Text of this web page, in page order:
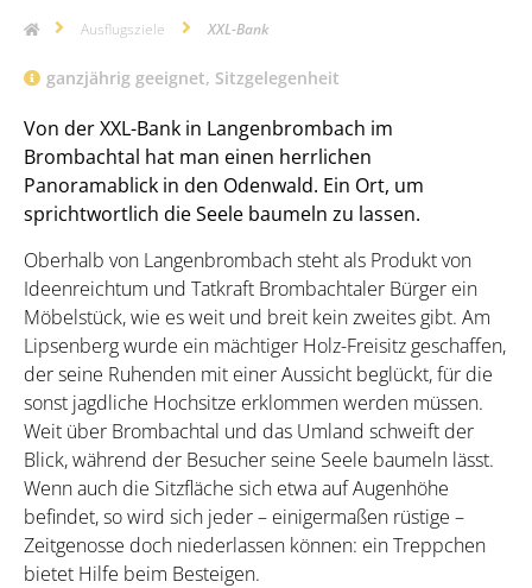
Ausflugsziele XXL-Bank
ganzjährig geeignet, Sitzgelegenheit
Von der XXL-Bank in Langenbrombach im
Brombachtal hat man einen herrlichen
Panoramablick in den Odenwald. Ein Ort, um
sprichtwortlich die Seele baumeln zu lassen.
Oberhalb von Langenbrombach steht als Produkt von
Ideenreichtum und Tatkraft Brombachtaler Bürger ein
Möbelstück, wie es weit und breit kein zweites gibt. Am
Lipsenberg wurde ein mächtiger Holz-Freisitz geschaffen,
der seine Ruhenden mit einer Aussicht beglückt, für die
sonst jagdliche Hochsitze erklommen werden müssen.
Weit über Brombachtal und das Umland schweift der
Blick, während der Besucher seine Seele baumeln lässt.
Wenn auch die Sitzfläche sich etwa auf Augenhöhe
befindet, so wird sich jeder – einigermaßen rüstige –
Zeitgenosse doch niederlassen können: ein Treppchen
bietet Hilfe beim Besteigen.